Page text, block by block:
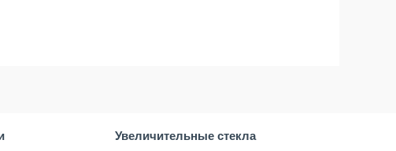
Увеличительные стекла